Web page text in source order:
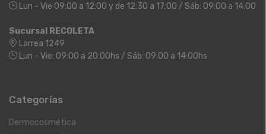
Lun - Vie 09:00 a 12:00 y de 12:30 a 17:00 / Sáb: 09:00 a 14:00
Sucursal RECOLETA
Larrea 1249
Lun - Vie: 09:00 a 20:00hs / Sáb: 09:00 a 14:00hs
Categorías
Dermocosmética